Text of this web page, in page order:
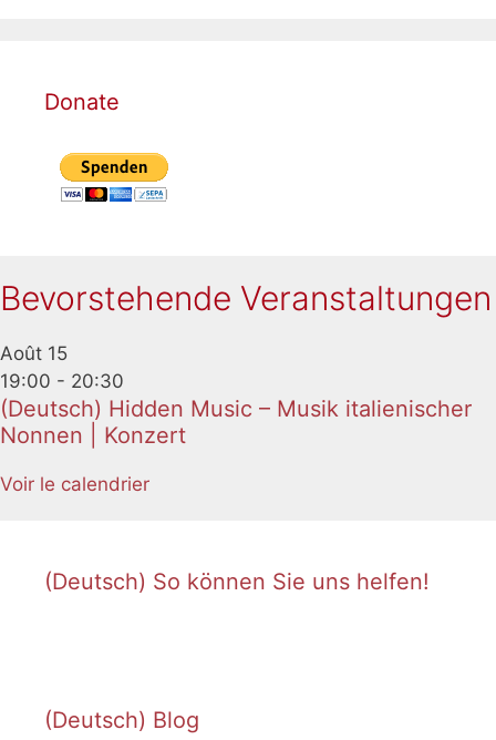
Donate
Bevorstehende Veranstaltungen
Août 15
19:00 - 20:30
(Deutsch) Hidden Music – Musik italienischer
Nonnen | Konzert
Voir le calendrier
(Deutsch) So können Sie uns helfen!
(Deutsch) Blog